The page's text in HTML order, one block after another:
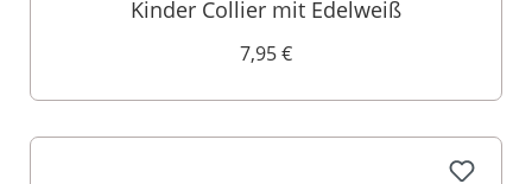
Kinder Collier mit Edelweiß
7,95 €